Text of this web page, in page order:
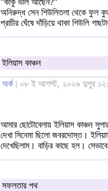
"কাকু ভাল আছেন?"
অনিরুদ্ধ সেন শিউলিতলা থেকে ফুল
প্রাচীর ঘেঁষে দাঁড়িয়ে থাকা শিউলি
ইলিয়াস কাঞ্চন
অর্ক| ০৮ ই আগস্ট, ২০২৬ দুপুর
আমার ছোটোবেলায় ইলিয়াস কাঞ্চন
দেখা সিনেমা ছিলো জবরদোস্ত।
দেখেছিলাম। বাড়ির কাছে হল।
সফলতার পথ